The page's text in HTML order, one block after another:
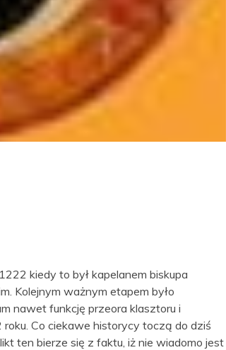
kiedy to był kapelanem biskupa
Kolejnym ważnym etapem było
nawet funkcję przeora klasztoru i
Co ciekawe historycy toczą do dziś
ten bierze się z faktu, iż nie wiadomo jest